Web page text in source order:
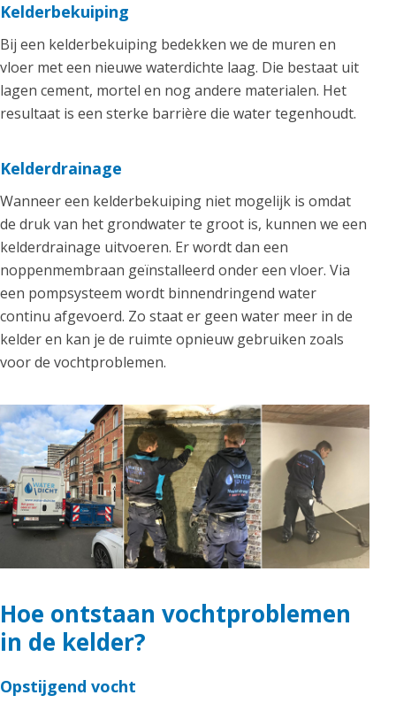
Kelderbekuiping
Bij een kelderbekuiping bedekken we de muren en
vloer met een nieuwe waterdichte laag. Die bestaat uit
lagen cement, mortel en nog andere materialen. Het
resultaat is een sterke barrière die water tegenhoudt.
Kelderdrainage
Wanneer een kelderbekuiping niet mogelijk is omdat
de druk van het grondwater te groot is, kunnen we een
kelderdrainage uitvoeren. Er wordt dan een
noppenmembraan geïnstalleerd onder een vloer. Via
een pompsysteem wordt binnendringend water
continu afgevoerd. Zo staat er geen water meer in de
kelder en kan je de ruimte opnieuw gebruiken zoals
voor de vochtproblemen.
Hoe ontstaan vochtproblemen
in de kelder?
Opstijgend vocht